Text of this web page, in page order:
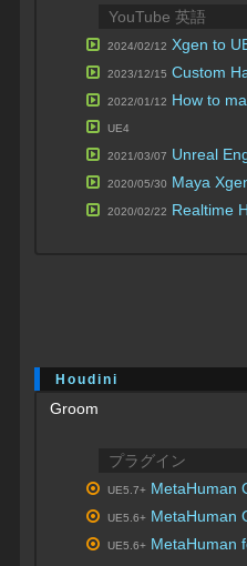
YouTube 英語
2024/02/12 Xgen to
2023/12/15 Custom
2022/01/12 How to
UE4
2021/03/07 Unreal
2020/05/30 Maya
2020/02/22 Realtime
Houdini
Groom
プラグイン
UE5.7+ MetaHuman
UE5.6+ MetaHuman
UE5.6+ MetaHuman